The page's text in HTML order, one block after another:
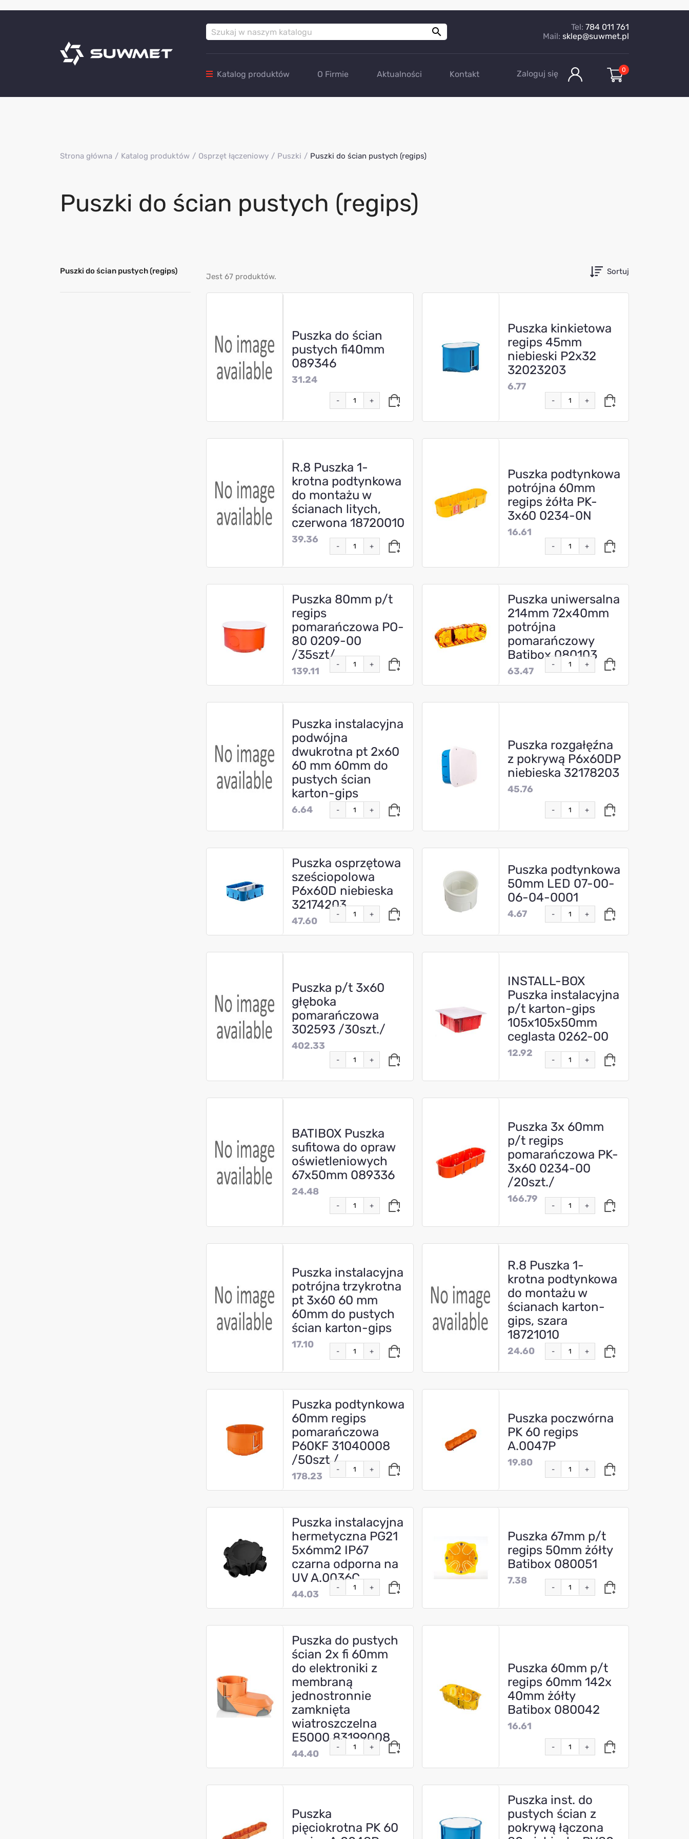
 Tel: 784 011 761
Mail: sklep@suwmet.pl
Katalog produktów O Firmie Aktualności Kontakt Zaloguj się 0
Strona główna Katalog produktów Osprzęt łączeniowy Puszki Puszki do ścian pustych (regips)
Puszki do ścian pustych (regips)
Puszki do ścian pustych (regips)
Jest 67 produktów.
Sortuj
Puszka do ścian
pustych fi40mm
089346
31.24
- +
Puszka kinkietowa
regips 45mm
niebieski P2x32
32023203
6.77
- +
R.8 Puszka 1-
krotna podtynkowa
do montażu w
ścianach litych,
czerwona 18720010
39.36
- +
Puszka podtynkowa
potrójna 60mm
regips żółta PK-
3x60 0234-0N
16.61
- +
Puszka 80mm p/t
regips
pomarańczowa PO-
80 0209-00
/35szt/
139.11
- +
Puszka uniwersalna
214mm 72x40mm
potrójna
pomarańczowy
Batibox 080103
63.47
- +
Puszka instalacyjna
podwójna
dwukrotna pt 2x60
60 mm 60mm do
pustych ścian
karton-gips
6.64 - +
Puszka rozgałęźna
z pokrywą P6x60DP
niebieska 32178203
45.76
- +
Puszka osprzętowa
sześciopolowa
P6x60D niebieska
32174203
47.60
- +
Puszka podtynkowa
50mm LED 07-00-
06-04-0001
4.67 - +
Puszka p/t 3x60
głęboka
pomarańczowa
302593 /30szt./
402.33
- +
INSTALL-BOX
Puszka instalacyjna
p/t karton-gips
105x105x50mm
ceglasta 0262-00
12.92
- +
BATIBOX Puszka
sufitowa do opraw
oświetleniowych
67x50mm 089336
24.48
- +
Puszka 3x 60mm
p/t regips
pomarańczowa PK-
3x60 0234-00
/20szt./
166.79
- +
Puszka instalacyjna
potrójna trzykrotna
pt 3x60 60 mm
60mm do pustych
ścian karton-gips
17.10
- +
R.8 Puszka 1-
krotna podtynkowa
do montażu w
ścianach karton-
gips, szara
18721010
24.60 - +
Puszka podtynkowa
60mm regips
pomarańczowa
P60KF 31040008
/50szt./
178.23
- +
Puszka poczwórna
PK 60 regips
A.0047P
19.80
- +
Puszka instalacyjna
hermetyczna PG21
5x6mm2 IP67
czarna odporna na
UV A.0036C
44.03
- +
Puszka 67mm p/t
regips 50mm żółty
Batibox 080051
7.38
- +
Puszka do pustych
ścian 2x fi 60mm
do elektroniki z
membraną
jednostronnie
zamknięta
wiatroszczelna
E5000 83199008
44.40
- +
Puszka 60mm p/t
regips 60mm 142x
40mm żółty
Batibox 080042
16.61
- +
Puszka
pięciokrotna PK 60
Puszka inst. do
pustych ścian z
pokrywą łączona